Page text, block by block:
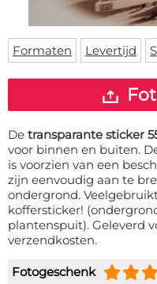
Vloermat
Skateboard deck
Levertijden
Inloggen
WhatsApp
Formaten Levertijd
De transparante sticker
voor binnen en buiten.
is voorzien van een
zijn eenvoudig aan te
ondergrond.
koffersticker!
plantenspuit). Geleverd
verzendkosten.
Fotogeschenk